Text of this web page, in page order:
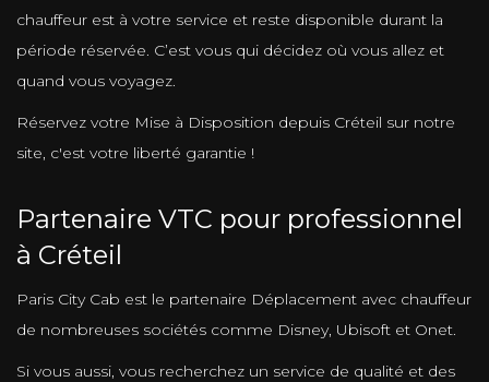
chauffeur est à votre service et reste disponible durant la
période réservée. C’est vous qui décidez où vous allez et
quand vous voyagez.
Réservez votre Mise à Disposition depuis Créteil sur notre
site, c'est votre liberté garantie !
Partenaire VTC pour professionnel
à Créteil
Paris City Cab est le partenaire Déplacement avec chauffeur
de nombreuses sociétés comme Disney, Ubisoft et Onet.
Si vous aussi, vous recherchez un service de qualité et des